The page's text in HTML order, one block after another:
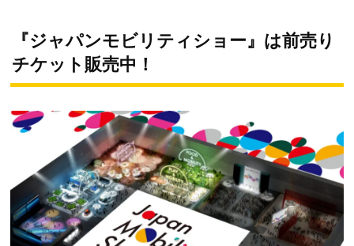
『ジャパンモビリティショー』は前売り
チケット販売中！